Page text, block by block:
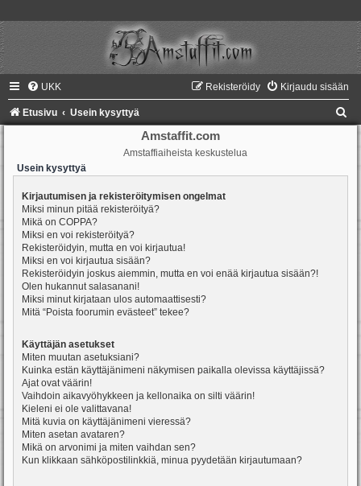
UKK Kirjaudu sisään
Rekisteröidy
Etusivu Usein kysyttyä
Amstaffit.com
Amstaffiaiheista keskustelua
Usein kysyttyä
Kirjautumisen ja rekisteröitymisen ongelmat
Miksi minun pitää rekisteröityä?
Mikä on COPPA?
Miksi en voi rekisteröityä?
Rekisteröidyin, mutta en voi kirjautua!
Miksi en voi kirjautua sisään?
Rekisteröidyin joskus aiemmin, mutta en voi enää kirjautua sisään?!
Olen hukannut salasanani!
Miksi minut kirjataan ulos automaattisesti?
Mitä “Poista foorumin evästeet” tekee?
Käyttäjän asetukset
Miten muutan asetuksiani?
Kuinka estän käyttäjänimeni näkymisen paikalla olevissa käyttäjissä?
Ajat ovat väärin!
Vaihdoin aikavyöhykkeen ja kellonaika on silti väärin!
Kieleni ei ole valittavana!
Mitä kuvia on käyttäjänimeni vieressä?
Miten asetan avataren?
Mikä on arvonimi ja miten vaihdan sen?
Kun klikkaan sähköpostilinkkiä, minua pyydetään kirjautumaan?